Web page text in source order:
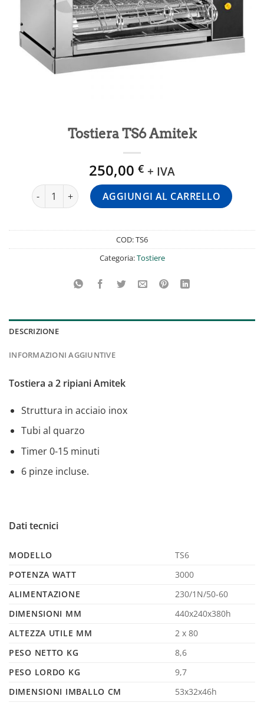
Tostiera TS6 Amitek
250,00 € + IVA
Tostiera TS6 Amitek quantitàAGGIUNGI AL CARRELLO
COD:TS6
Categoria:Tostiere
DESCRIZIONE
INFORMAZIONI AGGIUNTIVE
Tostiera a 2 ripiani Amitek
Struttura in acciaio inox
Tubi al quarzo
Timer 0-15 minuti
6 pinze incluse.
Dati tecnici
MODELLO
TS6
POTENZA WATT
3000
ALIMENTAZIONE
230/1N/50-60
DIMENSIONI MM
440x240x380h
ALTEZZA UTILE MM
2 x 80
PESO NETTO KG
8,6
PESO LORDO KG
9,7
DIMENSIONI IMBALLO CM
53x32x46h